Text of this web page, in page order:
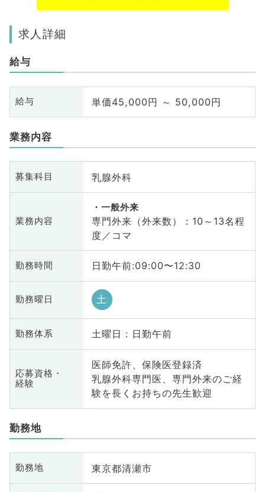
求人詳細
給与
給与 単価45,000円 ～ 50,000円
業務内容
募集科目 乳腺外科
業務内容
一般外来
専門外来（外来数）：10～13名程
度／コマ
勤務時間 日勤午前:09:00〜12:30
勤務曜日 土
勤務体系 土曜日 : 日勤午前
応募資格・
経験
医師免許、保険医登録済
乳腺外科専門医、専門外来のご経
験を長くお持ちの先生歓迎
勤務地
勤務地 東京都清瀬市